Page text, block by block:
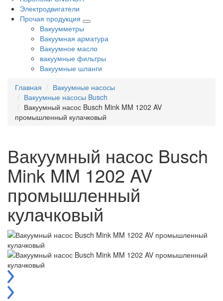
Электродвигатели
Прочая продукция
Вакуумметры
Вакуумная арматура
Вакуумное масло
вакуумные фильтры
Вакуумные шланги
Главная
Вакуумные насосы
Вакуумные насосы Busch
Вакуумный насос Busch Mink MM 1202 AV
промышленный кулачковый
Вакуумный насос Busch
Mink MM 1202 AV
промышленный
кулачковый